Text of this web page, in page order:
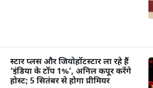
स्टार प्लस और जियोहॉटस्टार ला रहे हैं
‘इंडिया के टॉप 1%’, अनिल कपूर करेंगे
होस्ट; 5 सितंबर से होगा प्रीमियर